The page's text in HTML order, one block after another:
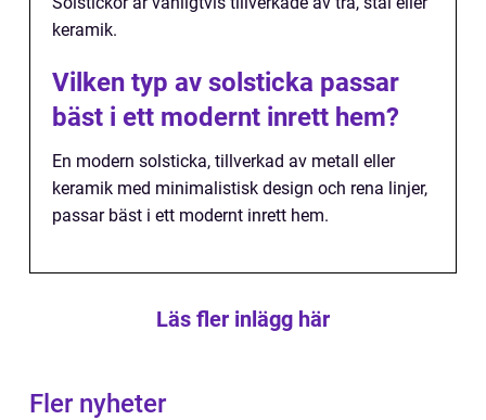
keramik.
Vilken typ av solsticka passar
bäst i ett modernt inrett hem?
En modern solsticka, tillverkad av metall eller
keramik med minimalistisk design och rena linjer,
passar bäst i ett modernt inrett hem.
Läs fler inlägg här
Fler nyheter